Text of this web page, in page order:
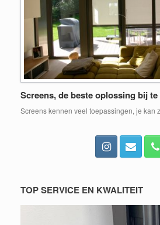
Screens, de beste oplossing bij
Screens kennen veel toepassingen, je kan
TOP SERVICE EN KWALITEIT